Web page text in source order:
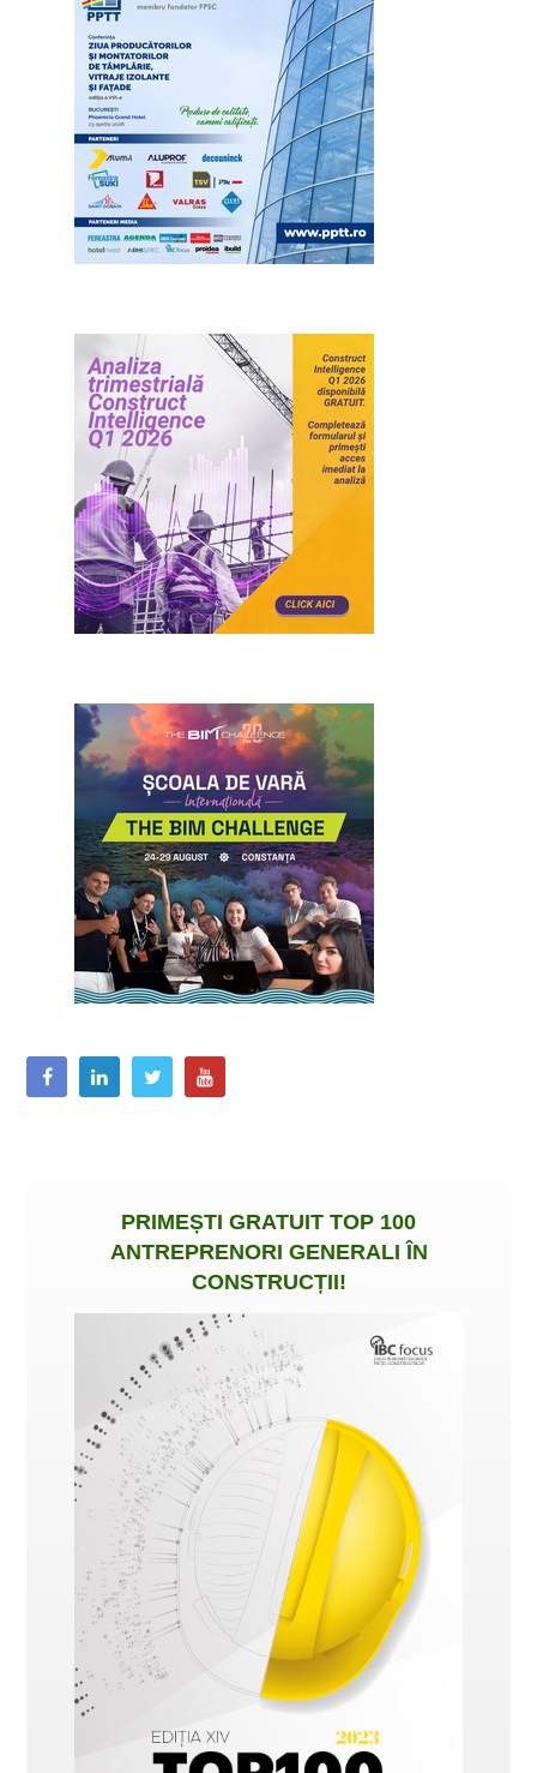
PRIMEȘTI GRATUIT TOP 100
ANTREPRENORI GENERALI ÎN
CONSTRUCȚII!